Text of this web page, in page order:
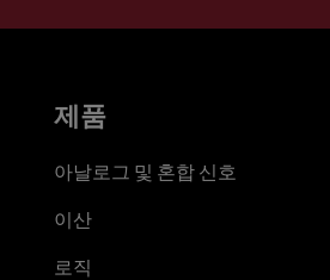
제품
아날로그 및 혼합 신호
이산
로직